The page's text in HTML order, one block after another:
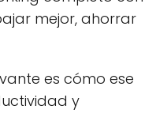
mejor, ahorrar
es cómo ese
y